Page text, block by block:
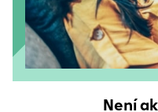
Není